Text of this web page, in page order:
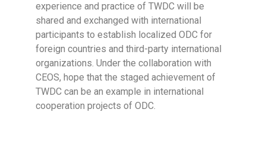
experience and practice of TWDC will be
shared and exchanged with international
participants to establish localized ODC for
foreign countries and third-party international
organizations. Under the collaboration with
CEOS, hope that the staged achievement of
TWDC can be an example in international
cooperation projects of ODC.